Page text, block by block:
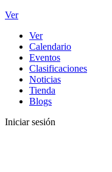
Ver
Ver
Calendario
Eventos
Clasificaciones
Noticias
Tienda
Blogs
Iniciar sesión